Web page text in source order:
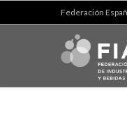
Federación